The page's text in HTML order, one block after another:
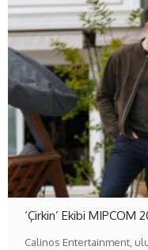
‘Çirkin’ Ekibi MIPCOM
Calinos Entertainment,